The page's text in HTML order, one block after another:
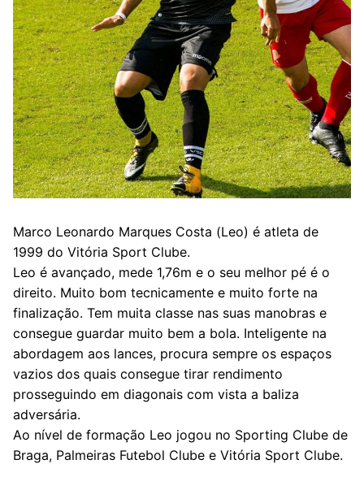
Marco Leonardo Marques Costa (Leo) é atleta de
1999 do Vitória Sport Clube.
Leo é avançado, mede 1,76m e o seu melhor pé é o
direito. Muito bom tecnicamente e muito forte na
finalização. Tem muita classe nas suas manobras e
consegue guardar muito bem a bola. Inteligente na
abordagem aos lances, procura sempre os espaços
vazios dos quais consegue tirar rendimento
prosseguindo em diagonais com vista a baliza
adversária.
Ao nível de formação Leo jogou no Sporting Clube de
Braga, Palmeiras Futebol Clube e Vitória Sport Clube.